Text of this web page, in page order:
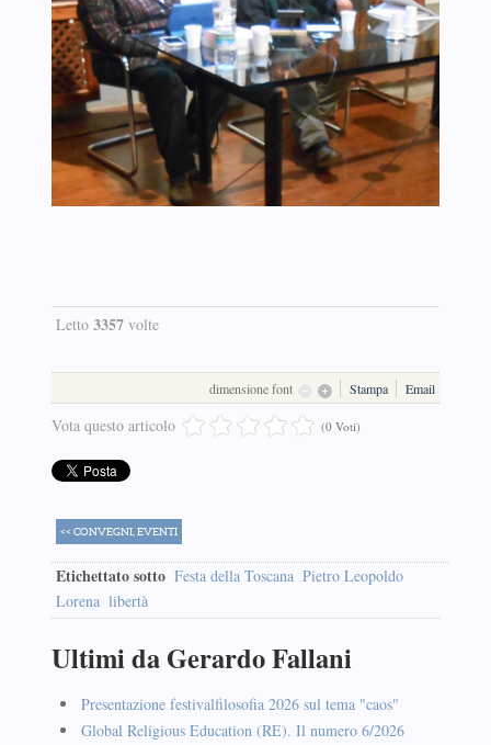
Letto 3357volte
dimensione font Stampa Email
Vota questo articolo (0 Voti)
<< CONVEGNI, EVENTI
Etichettato sotto Festa della Toscana Pietro Leopoldo
Lorena libertà
Ultimi da Gerardo Fallani
Presentazione festivalfilosofia 2026 sul tema "caos"
Global Religious Education (RE). Il numero 6/2026